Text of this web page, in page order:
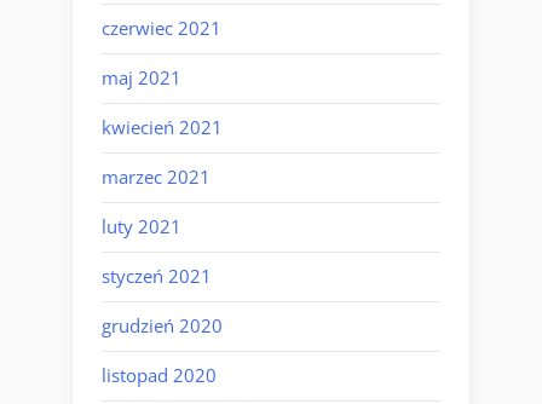
czerwiec 2021
maj 2021
kwiecień 2021
marzec 2021
luty 2021
styczeń 2021
grudzień 2020
listopad 2020